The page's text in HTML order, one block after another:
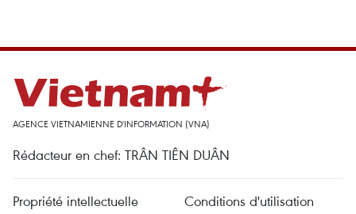
AGENCE VIETNAMIENNE D'INFORMATION (VNA)
Rédacteur en chef: TRÂN TIÊN DUÂN
Propriété intellectuelle Conditions d'utilisation